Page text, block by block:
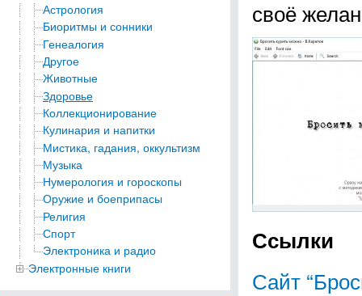
Астрология
Биоритмы и сонники
Генеалогия
Другое
Животные
Здоровье
Коллекционирование
Кулинария и напитки
Мистика, гадания, оккультизм
Музыка
Нумерология и гороскопы
Оружие и боеприпасы
Религия
Спорт
Электроника и радио
Электронные книги
своё
Ссылки
Сайт